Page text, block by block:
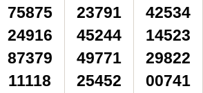
75875
24916
87379
11118
23791
45244
49771
25452
42534
14523
29822
00741